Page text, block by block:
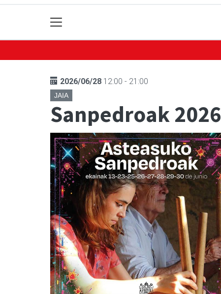
2026/06/28 12:00 - 21:00
JAIA
Sanpedroak 2026